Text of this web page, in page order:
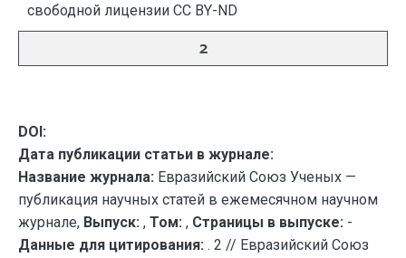
свободной лицензии CC BY-ND
2
DOI:
Дата публикации статьи в журнале:
Название журнала: Евразийский Союз Ученых —
публикация научных статей в ежемесячном научном
журнале, Выпуск: , Том: , Страницы в выпуске: -
Данные для цитирования: . 2 // Евразийский Союз